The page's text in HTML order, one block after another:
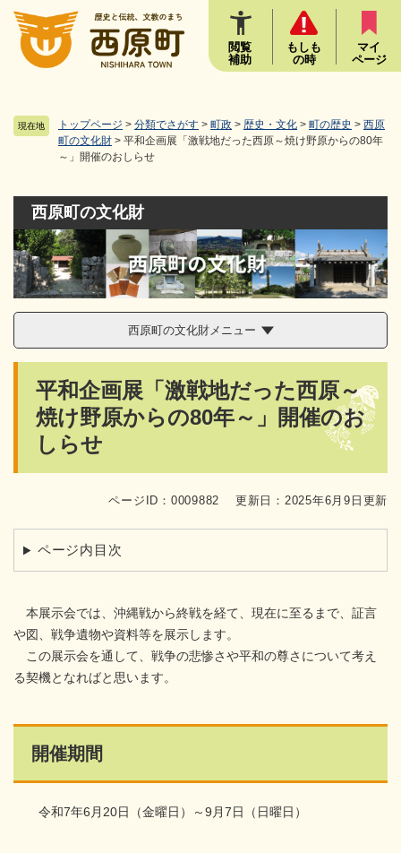
メニューを飛ばして本文へ
閲覧
補助
もしも
の時
マイ
ページ
現在地 トップページ > 分類でさがす > 町政 > 歴史・文化 > 町の歴史 > 西原
町の文化財 > 平和企画展「激戦地だった西原～焼け野原からの80年
～」開催のおしらせ
西原町の文化財
西原町の文化財メニュー
平和企画展「激戦地だった西原～
焼け野原からの80年～」開催のお
しらせ
ページID：0009882 更新日：2025年6月9日更新
ページ内目次
本展示会では、沖縄戦から終戦を経て、現在に至るまで、証言
や図、戦争遺物や資料等を展示します。
この展示会を通して、戦争の悲惨さや平和の尊さについて考え
る契機となればと思います。
開催期間
令和7年6月20日（金曜日）～9月7日（日曜日）